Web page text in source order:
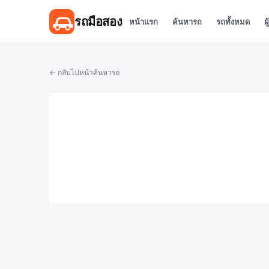
รถมือสอง หน้าแรก ค้นหารถ รถทั้งหมด
← กลับไปหน้าค้นหารถ